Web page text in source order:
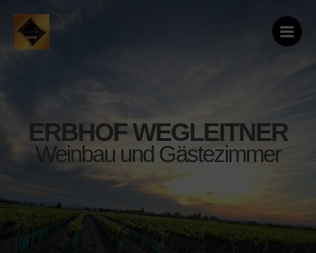
Inhalt
springen
Menu
ERBHOF WEGLEITNER
Weinbau und Gästezimmer